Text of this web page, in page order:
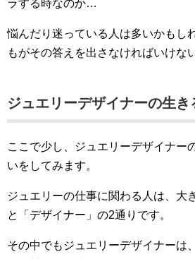
ラする時なのか…
悩んだり迷っている人は多いかもし
もがその答えを出さなければいけな
ジュエリーデザイナーの生き
ここで少し、ジュエリーデザイナー
いをしてみます。
ジュエリーの仕事に関わる人は、大
と「デザイナー」の2通りです。
その中でもジュエリーデザイナーは